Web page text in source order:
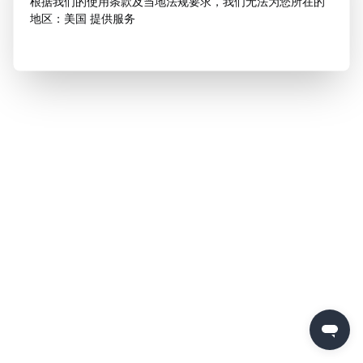
地区：美国 提供服务